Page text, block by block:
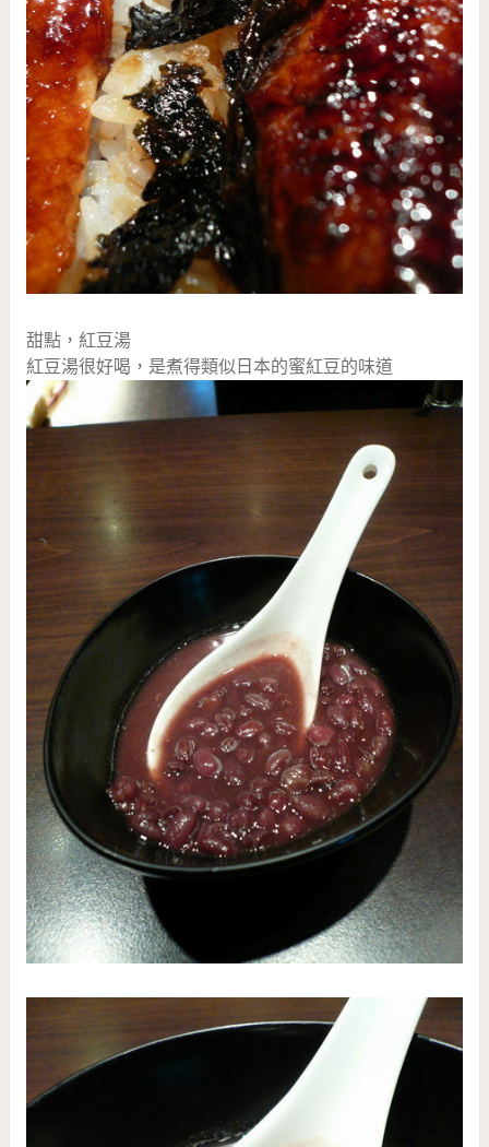
甜點，紅豆湯
紅豆湯很好喝，是煮得類似日本的蜜紅豆的味道